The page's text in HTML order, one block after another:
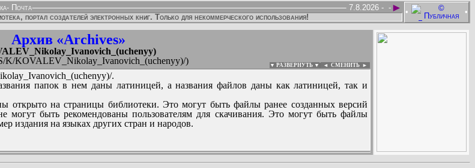
• •
►
- Почта -
7.8.2026 -
портал создателей электронных книг. Только для некоммерческого использования!
Архив «Archives»
K/KOVALEV_Nikolay_Ivanovich_(uchenyy)/)
▼ РАЗВЕРНУТЬ ▼ ◄ СМЕНИТЬ ►
.
папок в нем даны латиницей, а названия файлов даны как латиницей, так и
на страницы библиотеки. Это могут быть файлы ранее созданных версий
могут быть рекомендованы пользователям для скачивания. Это могут быть файлы
издания на языках других стран и народов.
: